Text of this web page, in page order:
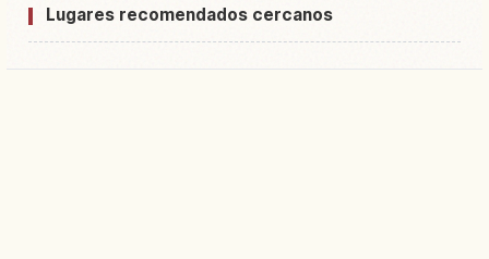
Lugares recomendados cercanos